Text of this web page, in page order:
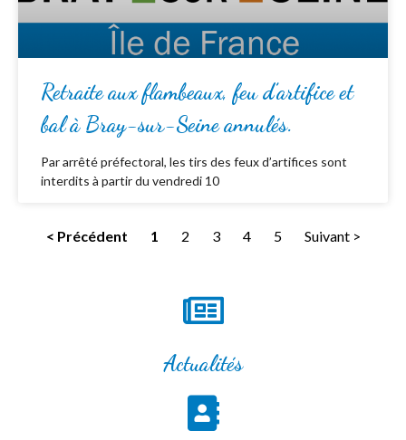
Retraite aux flambeaux, feu d’artifice et
bal à Bray-sur-Seine annulés.
Par arrêté préfectoral, les tirs des feux d’artifices sont
interdits à partir du vendredi 10
< Précédent 1 2 3 4 5 Suivant >
Actualités